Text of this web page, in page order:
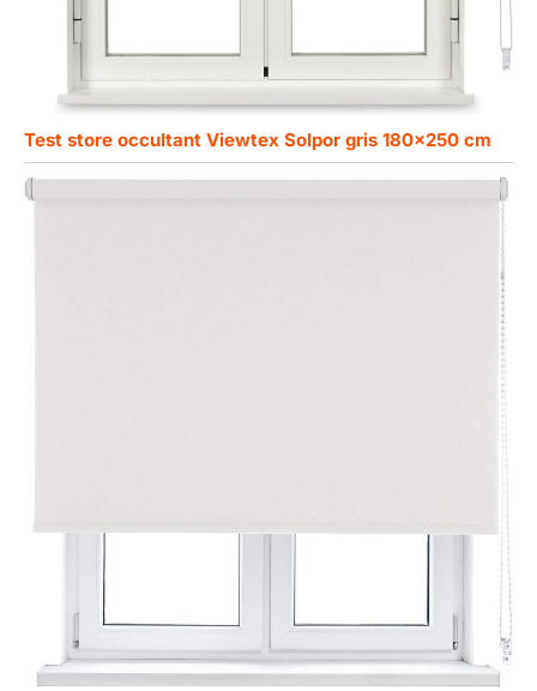
Test store occultant Viewtex Solpor gris 180×250 cm